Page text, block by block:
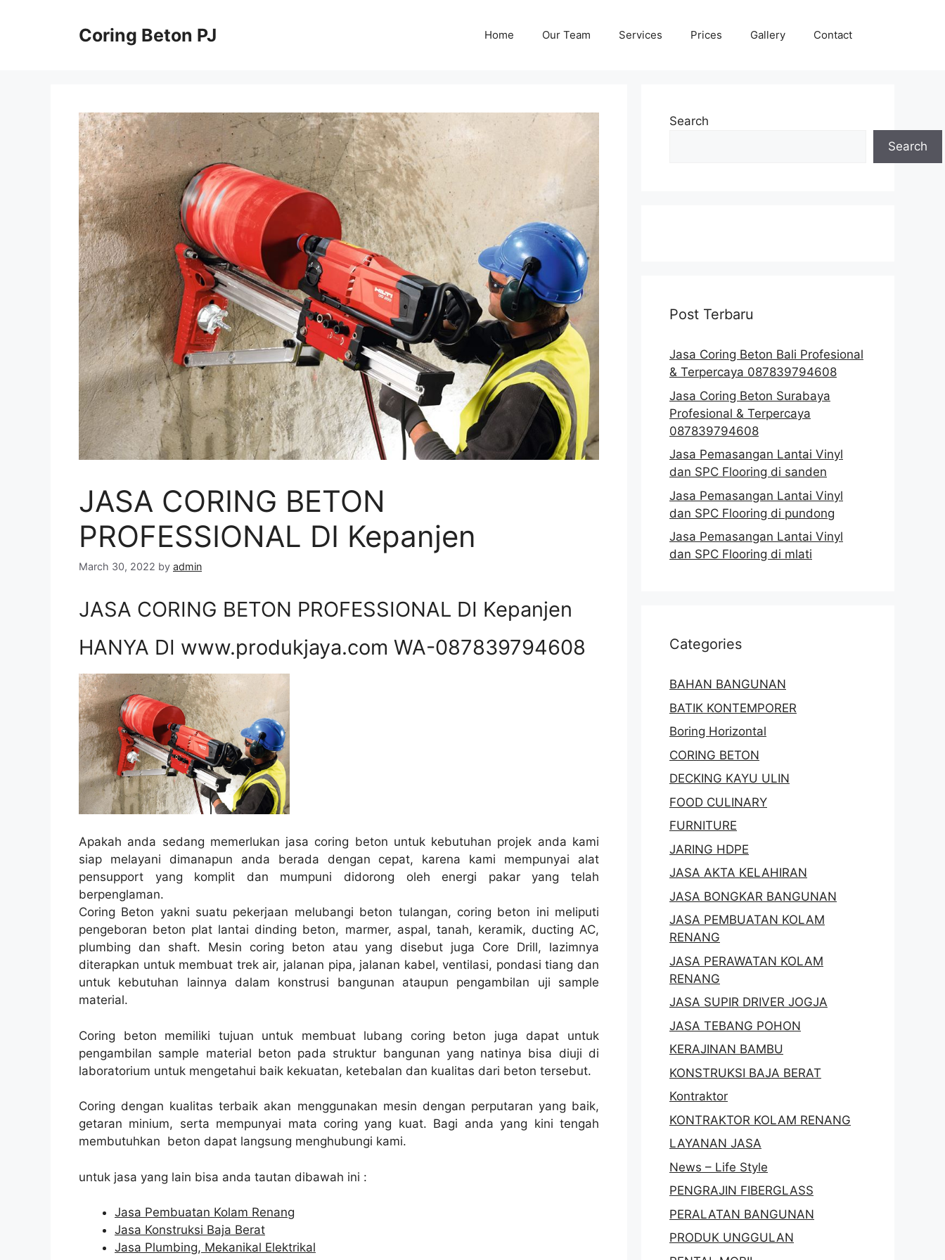
Coring Beton PJ Home Our Team Services Prices Gallery Contact
JASA CORING BETON
PROFESSIONAL DI Kepanjen
March 30, 2022 by admin
JASA CORING BETON PROFESSIONAL DI Kepanjen
HANYA DI www.produkjaya.com WA-087839794608
Apakah anda sedang memerlukan jasa coring beton untuk kebutuhan projek anda kami
siap melayani dimanapun anda berada dengan cepat, karena kami mempunyai alat
pensupport yang komplit dan mumpuni didorong oleh energi pakar yang telah
berpenglaman.
Coring Beton yakni suatu pekerjaan melubangi beton tulangan, coring beton ini meliputi
pengeboran beton plat lantai dinding beton, marmer, aspal, tanah, keramik, ducting AC,
plumbing dan shaft. Mesin coring beton atau yang disebut juga Core Drill, lazimnya
diterapkan untuk membuat trek air, jalanan pipa, jalanan kabel, ventilasi, pondasi tiang dan
untuk kebutuhan lainnya dalam konstrusi bangunan ataupun pengambilan uji sample
material.
Coring beton memiliki tujuan untuk membuat lubang coring beton juga dapat untuk
pengambilan sample material beton pada struktur bangunan yang natinya bisa diuji di
laboratorium untuk mengetahui baik kekuatan, ketebalan dan kualitas dari beton tersebut.
Coring dengan kualitas terbaik akan menggunakan mesin dengan perputaran yang baik,
getaran minium, serta mempunyai mata coring yang kuat. Bagi anda yang kini tengah
membutuhkan beton dapat langsung menghubungi kami.
untuk jasa yang lain bisa anda tautan dibawah ini :
Jasa Pembuatan Kolam Renang
Jasa Konstruksi Baja Berat
Jasa Plumbing, Mekanikal Elektrikal
Search
Search
Post Terbaru
Jasa Coring Beton Bali Profesional
& Terpercaya 087839794608
Jasa Coring Beton Surabaya
Profesional & Terpercaya
087839794608
Jasa Pemasangan Lantai Vinyl
dan SPC Flooring di sanden
Jasa Pemasangan Lantai Vinyl
dan SPC Flooring di pundong
Jasa Pemasangan Lantai Vinyl
dan SPC Flooring di mlati
Categories
BAHAN BANGUNAN
BATIK KONTEMPORER
Boring Horizontal
CORING BETON
DECKING KAYU ULIN
FOOD CULINARY
FURNITURE
JARING HDPE
JASA AKTA KELAHIRAN
JASA BONGKAR BANGUNAN
JASA PEMBUATAN KOLAM
RENANG
JASA PERAWATAN KOLAM
RENANG
JASA SUPIR DRIVER JOGJA
JASA TEBANG POHON
KERAJINAN BAMBU
KONSTRUKSI BAJA BERAT
Kontraktor
KONTRAKTOR KOLAM RENANG
LAYANAN JASA
News – Life Style
PENGRAJIN FIBERGLASS
PERALATAN BANGUNAN
PRODUK UNGGULAN